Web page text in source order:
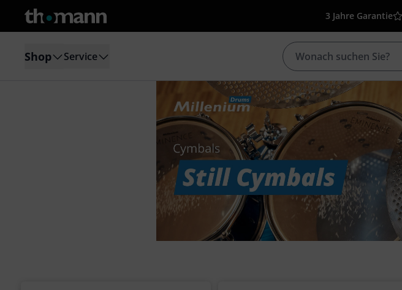
3 Jahre Garantie
Shop Service